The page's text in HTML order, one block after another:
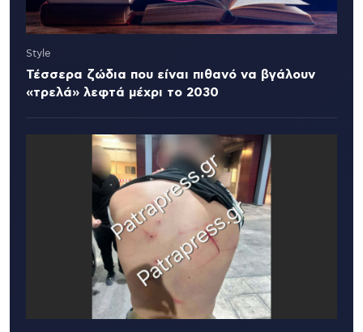
Style
Τέσσερα ζώδια που είναι πιθανό να βγάλουν
«τρελά» λεφτά μέχρι το 2030